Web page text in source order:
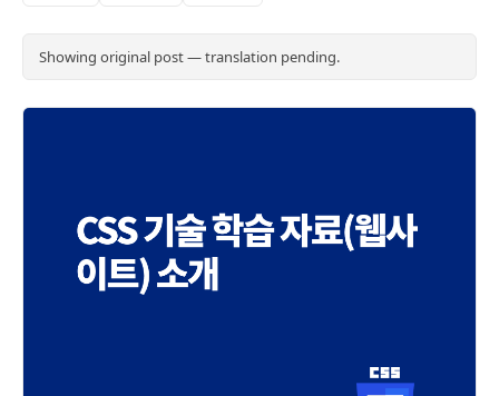
Showing original post — translation pending.